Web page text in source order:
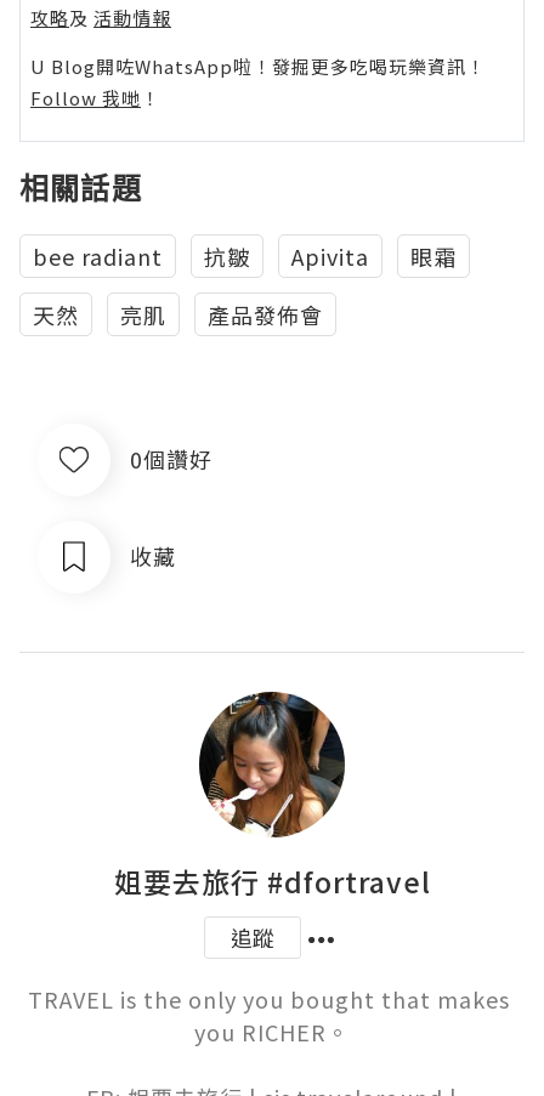
攻略及 活動情報
U Blog開咗WhatsApp啦！發掘更多吃喝玩樂資訊！
Follow 我哋 ！
相關話題
bee radiant 抗皺 Apivita
眼霜
天然
亮肌 產品發佈會
0個讚好
收藏
姐要去旅行 #dfortravel
追蹤
TRAVEL is the only you bought that makes
you RICHER。